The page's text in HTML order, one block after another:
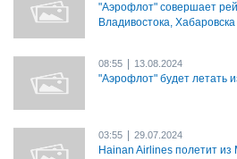
"Аэрофлот" совершает
Владивостока,
08:55 13.08.2024
"Аэрофлот" будет летать
03:55 29.07.2024
Hainan Airlines полетит